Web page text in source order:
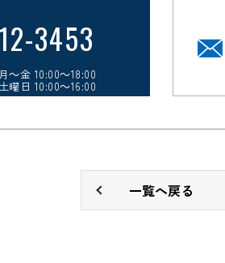
3453
～金 10:00～18:00
土曜日 10:00～16:00
一覧へ戻る